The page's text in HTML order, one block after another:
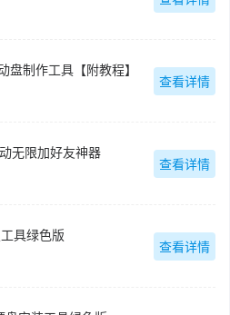
盘制作工具【附教程】
查看详情
无限加好友神器
查看详情
具绿色版
查看详情